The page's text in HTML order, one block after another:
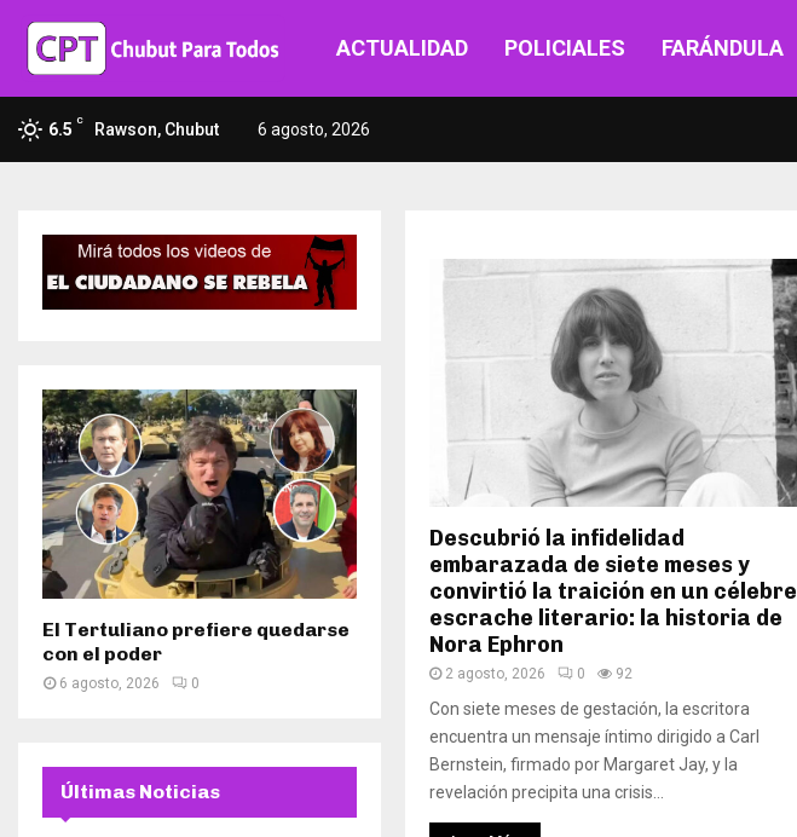
ACTUALIDAD POLICIALES FARÁNDULA
6.5 C Rawson, Chubut 6 agosto, 2026
Descubrió la infidelidad
embarazada de siete meses y
convirtió la traición en un célebre
escrache literario: la historia de
Nora Ephron
2 agosto, 2026 0 92
Con siete meses de gestación, la escritora
encuentra un mensaje íntimo dirigido a Carl
Bernstein, firmado por Margaret Jay, y la
revelación precipita una crisis...
El Tertuliano prefiere quedarse
con el poder
6 agosto, 2026 0
Últimas Noticias